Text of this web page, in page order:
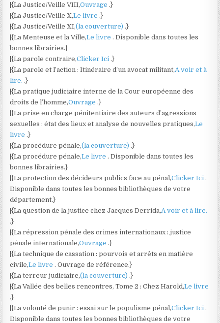
|{La Justice/Veille VIII,Ouvrage .}
|{La Justice/Veille X,Le livre .}
|{La Justice/Veille XI,(la couverture) .}
|{La Menteuse et la Ville,Le livre . Disponible dans toutes les
bonnes librairies.}
|{La parole contraire,Clicker Ici .}
|{La parole et l’action : Itinéraire d’un avocat militant,A voir et à
lire. .}
|{La pratique judiciaire interne de la Cour européenne des
droits de l’homme,Ouvrage .}
|{La prise en charge pénitentiaire des auteurs d’agressions
sexuelles : état des lieux et analyse de nouvelles pratiques,Le
livre .}
|{La procédure pénale,(la couverture) .}
|{La procédure pénale,Le livre . Disponible dans toutes les
bonnes librairies.}
|{La protection des décideurs publics face au pénal,Clicker Ici .
Disponible dans toutes les bonnes bibliothèques de votre
département.}
|{La question de la justice chez Jacques Derrida,A voir et à lire.
.}
|{La répression pénale des crimes internationaux : justice
pénale internationale,Ouvrage .}
|{La technique de cassation : pourvois et arrêts en matière
civile,Le livre . Ouvrage de référence.}
|{La terreur judiciaire,(la couverture) .}
|{La Vallée des belles rencontres, Tome 2 : Chez Harold,Le livre
.}
|{La volonté de punir : essai sur le populisme pénal,Clicker Ici .
Disponible dans toutes les bonnes bibliothèques de votre